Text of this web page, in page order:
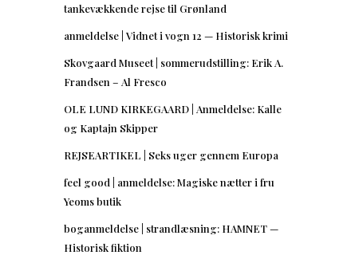
tankevækkende rejse til Grønland
anmeldelse | Vidnet i vogn 12 — Historisk krimi
Skovgaard Museet | sommerudstilling: Erik A.
Frandsen – Al Fresco
OLE LUND KIRKEGAARD | Anmeldelse: Kalle
og Kaptajn Skipper
REJSEARTIKEL | Seks uger gennem Europa
feel good | anmeldelse: Magiske nætter i fru
Yeoms butik
boganmeldelse | strandlæsning: HAMNET —
Historisk fiktion